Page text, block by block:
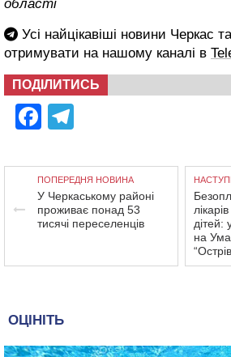
області
Усі найцікавіші новини Черкас
отримувати на нашому каналі в
ПОДІЛИТИСЬ
Facebook
ПОПЕРЕДНЯ НОВИНА
У Черкаському районі
проживає понад 53
тисячі переселенців
дітей:
на